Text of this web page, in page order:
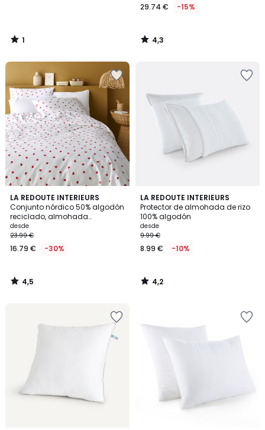
1
/
29.74 € -15%
4,3
/
LA REDOUTE INTERIEURS
Conjunto nórdico 50% algodón
reciclado, almohada
50x70cm, Scacco., rojo
Scacco
desde
23.99 €
16.79 € -30%
4,5
/ 5
4,5
/
LA REDOUTE INTERIEURS
Protector de almohada de rizo
100% algodón
desde
9.99 €
8.99 € -10%
4,2
/ 5
4,2
/